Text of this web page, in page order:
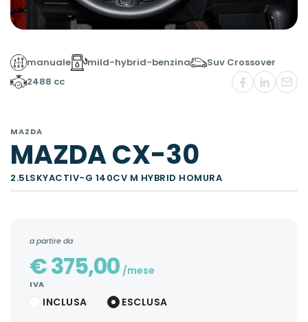
manuale mild-hybrid-benzina
Suv Crossover
2488 cc
MAZDA
MAZDA CX-30
2.5LSKYACTIV-G 140CV M HYBRID HOMURA
a partire da
€375,00 /mese
IVA
INCLUSA ESCLUSA